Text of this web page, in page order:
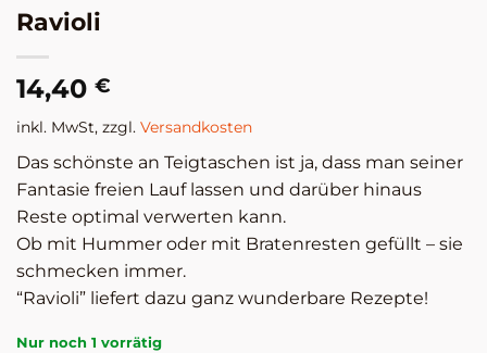
Ravioli
14,40 €
inkl. MwSt, zzgl. Versandkosten
Das schönste an Teigtaschen ist ja, dass man seiner
Fantasie freien Lauf lassen und darüber hinaus
Reste optimal verwerten kann.
Ob mit Hummer oder mit Bratenresten gefüllt – sie
schmecken immer.
“Ravioli” liefert dazu ganz wunderbare Rezepte!
Nur noch 1 vorrätig